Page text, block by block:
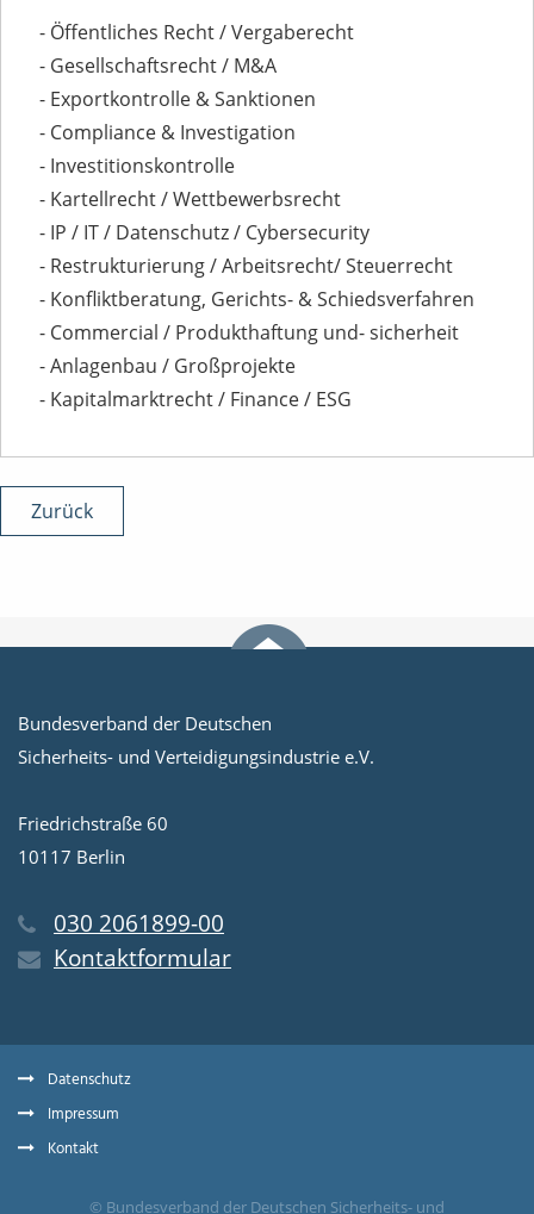
- Öffentliches Recht / Vergaberecht
- Gesellschaftsrecht / M&A
- Exportkontrolle & Sanktionen
- Compliance & Investigation
- Investitionskontrolle
- Kartellrecht / Wettbewerbsrecht
- IP / IT / Datenschutz / Cybersecurity
- Restrukturierung / Arbeitsrecht/ Steuerrecht
- Konfliktberatung, Gerichts- & Schiedsverfahren
- Commercial / Produkthaftung und- sicherheit
- Anlagenbau / Großprojekte
- Kapitalmarktrecht / Finance / ESG
Zurück
Bundesverband der Deutschen
Sicherheits- und Verteidigungsindustrie e.V.
Friedrichstraße 60
10117 Berlin
030 2061899-00
Kontaktformular
Datenschutz
Impressum
Kontakt
© Bundesverband der Deutschen Sicherheits- und